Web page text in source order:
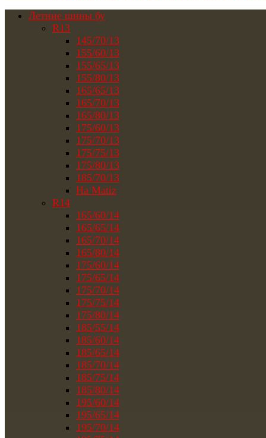
Летние шины бу
R13
145/70/13
155/60/13
155/65/13
155/80/13
165/65/13
165/70/13
165/80/13
175/60/13
175/70/13
175/75/13
175/80/13
185/70/13
На Matiz
R14
165/60/14
165/65/14
165/70/14
165/80/14
175/60/14
175/65/14
175/70/14
175/75/14
175/80/14
185/55/14
185/60/14
185/65/14
185/70/14
185/75/14
185/80/14
195/60/14
195/65/14
195/70/14